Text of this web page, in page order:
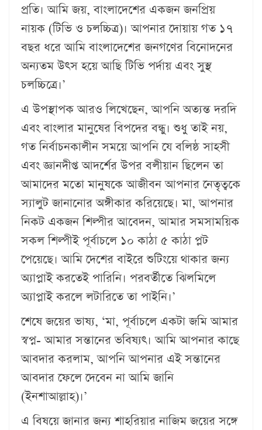
প্রতি। আমি জয়, বাংলাদেশের একজন জনপ্রিয়
নায়ক (টিভি ও চলচ্চিত্র)। আপনার দোয়ায় গত ১৭
বছর ধরে আমি বাংলাদেশের জনগণের বিনোদনের
অন্যতম উৎস হয়ে আছি টিভি পর্দায় এবং সুস্থ
চলচ্চিত্রে।’
এ উপস্থাপক আরও লিখেছেন, আপনি অত্যন্ত দরদি
এবং বাংলার মানুষের বিপদের বন্ধু। শুধু তাই নয়,
গত নির্বাচনকালীন সময়ে আপনি যে বলিষ্ঠ সাহসী
এবং জ্ঞানদীপ্ত আদর্শের উপর বলীয়ান ছিলেন তা
আমাদের মতো মানুষকে আজীবন আপনার নেতৃত্বকে
স্যালুট জানানোর অঙ্গীকার করিয়েছে। মা, আপনার
নিকট একজন শিল্পীর আবেদন, আমার সমসাময়িক
সকল শিল্পীই পূর্বাচলে ১০ কাঠা ৫ কাঠা প্লট
পেয়েছে। আমি দেশের বাইরে শুটিংয়ে থাকার জন্য
অ্যাপ্লাই করতেই পারিনি। পরবর্তীতে ঝিলমিলে
অ্যাপ্লাই করলে লটারিতে তা পাইনি।’
শেষে জয়ের ভাষ্য, ‘মা, পূর্বাচলে একটা জমি আমার
স্বপ্ন- আমার সন্তানের ভবিষ্যৎ। আমি আপনার কাছে
আবদার করলাম, আপনি আপনার এই সন্তানের
আবদার ফেলে দেবেন না আমি জানি
(ইনশাআল্লাহ)।’
এ বিষয়ে জানার জন্য শাহরিয়ার নাজিম জয়ের সঙ্গে